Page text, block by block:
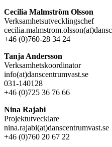
Cecilia Malmström Olsson
Verksamhetsutvecklingschef
+46 (0)760-28 34 24
Tanja Andersson
Verksamhetskoordinator
info(at)danscentrumvast.se
031-140128
+46 (0)725 36 76 66
Nina Rajabi
Projektutvecklare
nina.rajabi(at)danscentrumvast.se
+46 (0)760 20 67 22